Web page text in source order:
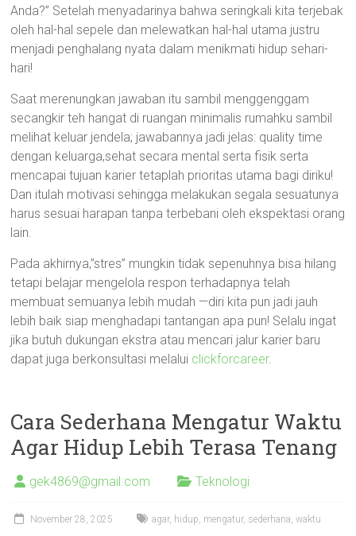
Anda?” Setelah menyadarinya bahwa seringkali kita terjebak
oleh hal-hal sepele dan melewatkan hal-hal utama justru
menjadi penghalang nyata dalam menikmati hidup sehari-
hari!
Saat merenungkan jawaban itu sambil menggenggam
secangkir teh hangat di ruangan minimalis rumahku sambil
melihat keluar jendela; jawabannya jadi jelas: quality time
dengan keluarga,sehat secara mental serta fisik serta
mencapai tujuan karier tetaplah prioritas utama bagi diriku!
Dan itulah motivasi sehingga melakukan segala sesuatunya
harus sesuai harapan tanpa terbebani oleh ekspektasi orang
lain.
Pada akhirnya,”stres” mungkin tidak sepenuhnya bisa hilang
tetapi belajar mengelola respon terhadapnya telah
membuat semuanya lebih mudah —diri kita pun jadi jauh
lebih baik siap menghadapi tantangan apa pun! Selalu ingat
jika butuh dukungan ekstra atau mencari jalur karier baru
dapat juga berkonsultasi melalui clickforcareer.
Cara Sederhana Mengatur Waktu
Agar Hidup Lebih Terasa Tenang
gek4869@gmail.com Teknologi
November 28, 2025 agar, hidup, mengatur, sederhana,waktu